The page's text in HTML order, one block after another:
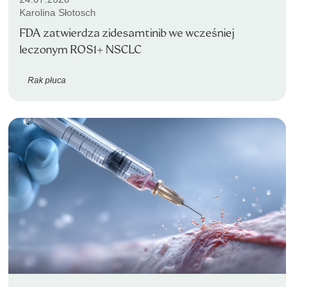
Karolina Słotosch
FDA zatwierdza zidesamtinib we wcześniej
leczonym ROS1+ NSCLC
Rak płuca